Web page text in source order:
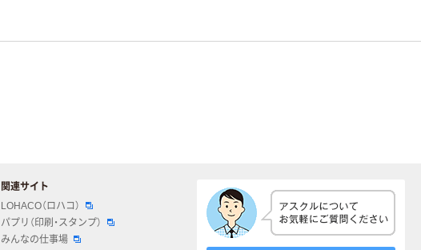
関連サイト
LOHACO（ロハコ）
パプリ（印刷・スタンプ）
みんなの仕事場